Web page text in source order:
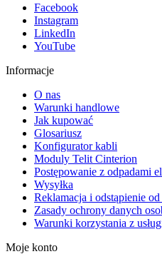
Facebook
Instagram
LinkedIn
YouTube
Informacje
O nas
Warunki handlowe
Jak kupować
Glosariusz
Konfigurator kabli
Moduly Telit Cinterion
Postępowanie z odpadami
Wysyłka
Reklamacja i odstąpienie
Zasady ochrony danych
Warunki korzystania z
Moje konto